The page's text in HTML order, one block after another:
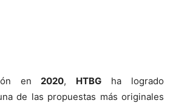
en2020, HTBG ha logrado
de las propuestas más originales